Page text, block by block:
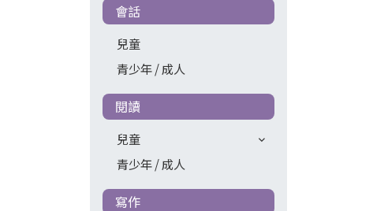
會話
兒童
青少年 / 成人
閱讀
兒童
青少年 / 成人
寫作